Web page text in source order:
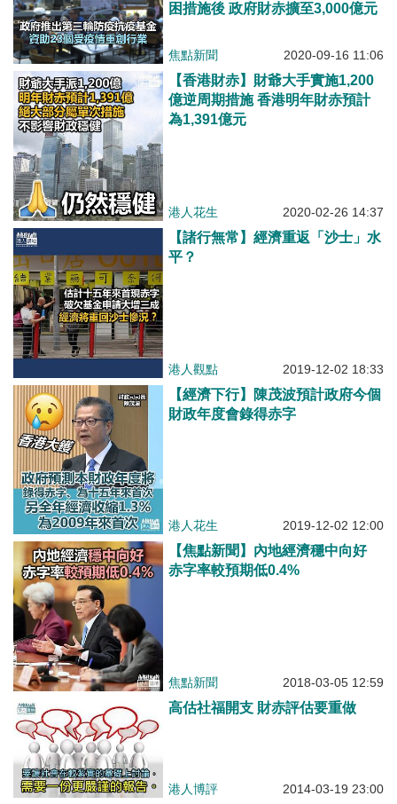
困措施後 政府財赤擴至3,000億元
焦點新聞 2020-09-16 11:06
【香港財赤】財爺大手實施1,200
億逆周期措施 香港明年財赤預計
為1,391億元
港人花生 2020-02-26 14:37
【諸行無常】經濟重返「沙士」水
平？
港人觀點 2019-12-02 18:33
【經濟下行】陳茂波預計政府今個
財政年度會錄得赤字
港人花生 2019-12-02 12:00
【焦點新聞】內地經濟穩中向好
赤字率較預期低0.4%
焦點新聞 2018-03-05 12:59
高估社福開支 財赤評估要重做
港人博評 2014-03-19 23:00